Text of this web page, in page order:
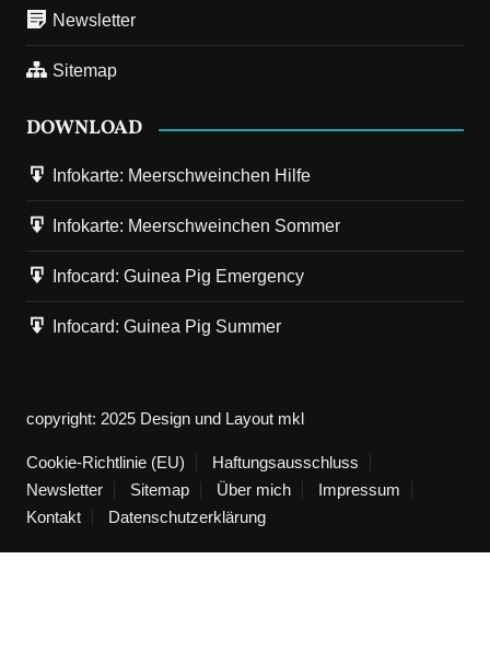
Newsletter
Sitemap
DOWNLOAD
Infokarte: Meerschweinchen Hilfe
Infokarte: Meerschweinchen Sommer
Infocard: Guinea Pig Emergency
Infocard: Guinea Pig Summer
copyright: 2025 Design und Layout mkl
Cookie-Richtlinie (EU)
Haftungsausschluss
Newsletter
Sitemap Über mich
Impressum
Kontakt
Datenschutzerklärung